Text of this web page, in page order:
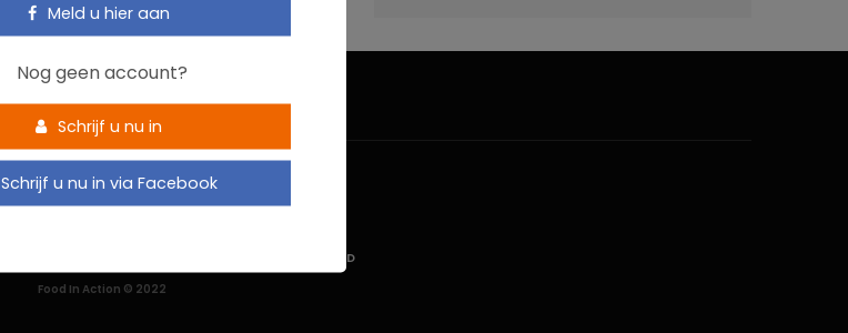
Meld u hier aan
Nog geen account?
Schrijf u nu in
Schrijf u nu in via Facebook
PRIVACYBELEID
Food In Action © 2022